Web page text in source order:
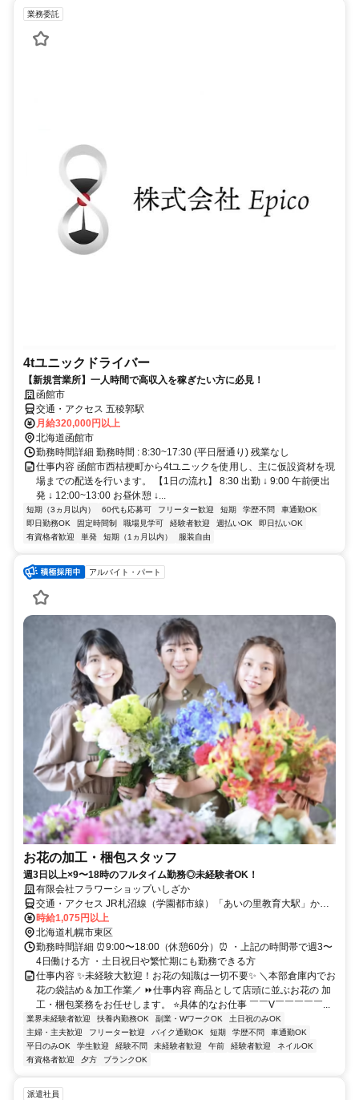
業務委託
4tユニックドライバー
【新規営業所】一人時間で高収入を稼ぎたい方に必見！
函館市
交通・アクセス 五稜郭駅
月給320,000円以上
北海道函館市
勤務時間詳細 勤務時間 : 8:30~17:30 (平日暦通り) 残業なし
仕事内容 函館市西桔梗町から4tユニックを使用し、主に仮設資材を現
場までの配送を行います。 【1日の流れ】 8:30 出勤 ↓ 9:00 午前便出
発 ↓ 12:00~13:00 お昼休憩 ↓...
短期（3ヵ月以内） 60代も応募可 フリーター歓迎 短期 学歴不問
車通勤OK
即日勤務OK
固定時間制 職場見学可 経験者歓迎 週払いOK
即日払いOK
有資格者歓迎
単発 短期（1ヵ月以内） 服装自由
アルバイト・パート
お花の加工・梱包スタッフ
週3日以上×9〜18時のフルタイム勤務◎未経験者OK！
有限会社フラワーショップいしざか
交通・アクセス JR札沼線（学園都市線）「あいの里教育大駅」から
車4分
時給1,075円以上
北海道札幌市東区
勤務時間詳細 ⏰9:00〜18:00（休憩60分）⏰ ・上記の時間帯で週3〜
4日働ける方 ・土日祝日や繁忙期にも勤務できる方
仕事内容 ✨未経験大歓迎！お花の知識は一切不要✨ ＼本部倉庫内でお
花の袋詰め＆加工作業／ ⏩仕事内容 商品として店頭に並ぶお花の 加
工・梱包業務をお任せします。 ⭐具体的なお仕事 ￣￣V￣￣￣￣￣...
業界未経験者歓迎 扶養内勤務OK 副業・WワークOK
土日祝のみOK
主婦・主夫歓迎
フリーター歓迎 バイク通勤OK 短期 学歴不問
車通勤OK
平日のみOK
学生歓迎 経験不問 未経験者歓迎 午前 経験者歓迎
ネイルOK
有資格者歓迎
夕方 ブランクOK
派遣社員